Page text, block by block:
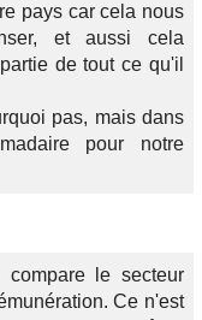
pays car cela nous
et aussi cela
de tout ce qu'il
pas, mais dans
pour notre
le secteur
Ce n'est